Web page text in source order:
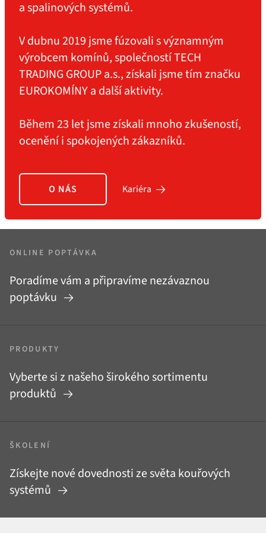
a spalinových systémů.
V dubnu 2019 jsme fúzovali s významným
výrobcem komínů, společností TECH
TRADING GROUP a.s., získali jsme tím značku
EUROKOMÍNY a další aktivity.
Během 23 let jsme získali mnoho zkušeností,
ocenění i spokojených zákazníků.
O NÁS Kariéra
ONLINE POPTÁVKA
Poradíme vám a připravíme nezávaznou
poptávku
PRODUKTY
Vyberte si z našeho širokého sortimentu
produktů
ŠKOLENÍ
Získejte nové dovednosti ze světa kouřových
systémů